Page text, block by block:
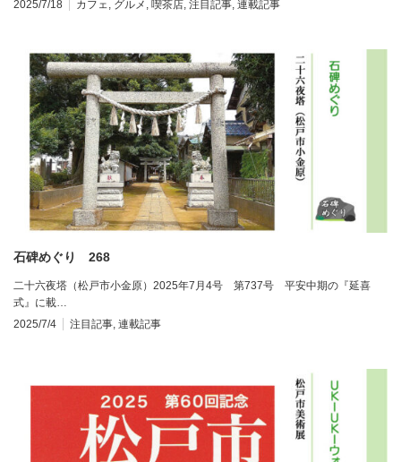
2025/7/18
カフェ, グルメ , 喫茶店, 注目記事, 連載記事
石碑めぐり 268
二十六夜塔（松戸市小金原）2025年7月4号 第737号 平安中期の『延喜
式』に載…
2025/7/4
注目記事, 連載記事